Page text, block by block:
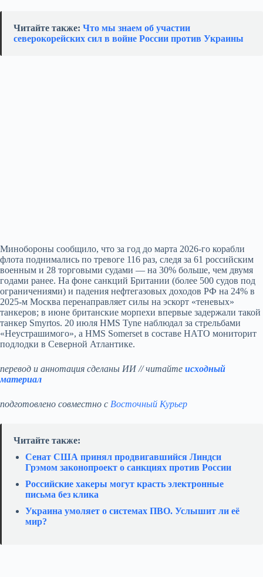
Читайте также: Что мы знаем об участии
северокорейских сил в войне России против Украины
Минобороны сообщило, что за год до марта 2026-го корабли
флота поднимались по тревоге 116 раз, следя за 61 российским
военным и 28 торговыми судами — на 30% больше, чем двумя
годами ранее. На фоне санкций Британии (более 500 судов под
ограничениями) и падения нефтегазовых доходов РФ на 24% в
2025-м Москва перенаправляет силы на эскорт «теневых»
танкеров; в июне британские морпехи впервые задержали такой
танкер Smyrtos. 20 июля HMS Tyne наблюдал за стрельбами
«Неустрашимого», а HMS Somerset в составе НАТО мониторит
подлодки в Северной Атлантике.
перевод и аннотация сделаны ИИ // читайте исходный
материал
подготовлено совместно с Восточный Курьер
Читайте также:
Сенат США принял продвигавшийся Линдси
Грэмом законопроект о санкциях против России
Российские хакеры могут красть электронные
письма без клика
Украина умоляет о системах ПВО. Услышит ли её
мир?